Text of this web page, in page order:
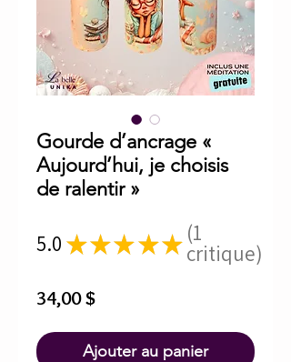
Gourde d’ancrage «
Aujourd’hui, je choisis
de ralentir »
5.0 ★★★★★ 1
critique
1
34,00 $Prix
Ajouter au panier